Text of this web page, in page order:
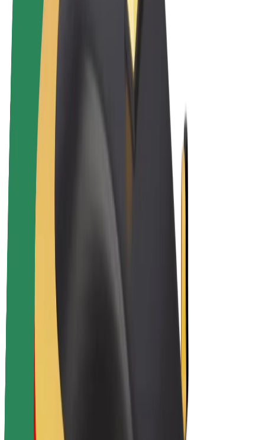
Rollerek
Bolt Market
Bolt Drive
E-kerékpárok
Bolt Plus
Keress a Bolttal
Futár kereset
Flották
Franchise-ok
A Bolt-ról
Karrier
A Boltról
Fenntarthatóság a Boltnál
Project Zero
Blog